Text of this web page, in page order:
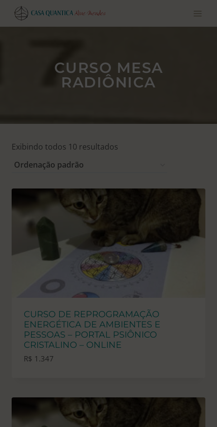
Pular
para
o
CURSO MESA
RADIÔNICA
Exibindo todos 10 resultados
CURSO DE REPROGRAMAÇÃO
ENERGÉTICA DE AMBIENTES E
PESSOAS – PORTAL PSIÔNICO
CRISTALINO – ONLINE
R$ 1.347